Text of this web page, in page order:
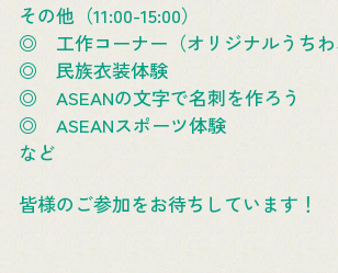
その他（11:00-15:00）
◎ 工作コーナー（オリジナルうちわ
◎ 民族衣装体験
◎ ASEANの文字で名刺を作ろう
◎ ASEANスポーツ体験
など
皆様のご参加をお待ちしています！